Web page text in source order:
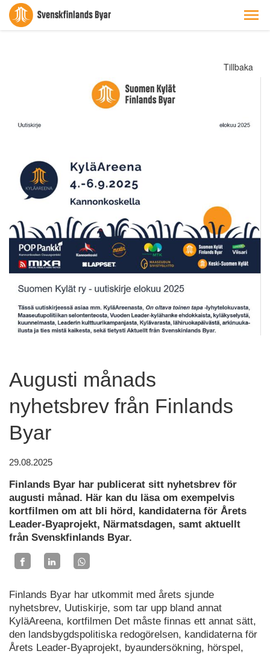
Tillbaka
Augusti månads
nyhetsbrev från Finlands
Byar
29.08.2025
Finlands Byar har publicerat sitt nyhetsbrev för
augusti månad. Här kan du läsa om exempelvis
kortfilmen om att bli hörd, kandidaterna för Årets
Leader-Byaprojekt, Närmatsdagen, samt aktuellt
från Svenskfinlands Byar.
Finlands Byar har utkommit med årets sjunde
nyhetsbrev, Uutiskirje, som tar upp bland annat
KyläAreena, kortfilmen Det måste finnas ett annat sätt,
den landsbygdspolitiska redogörelsen, kandidaterna för
Årets Leader-Byaprojekt, byaundersökning, hörspel,